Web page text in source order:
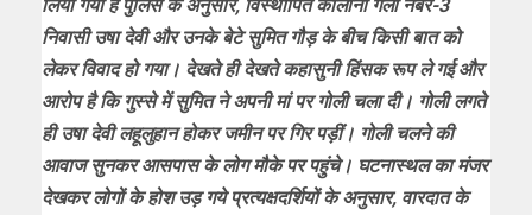
लिया गया है पुलिस के अनुसार, विस्थापित कॉलोनी गली नंबर-3
निवासी उषा देवी और उनके बेटे सुमित गौड़ के बीच किसी बात को
लेकर विवाद हो गया। देखते ही देखते कहासुनी हिंसक रूप ले गई और
आरोप है कि गुस्से में सुमित ने अपनी मां पर गोली चला दी। गोली लगते
ही उषा देवी लहूलुहान होकर जमीन पर गिर पड़ीं। गोली चलने की
आवाज सुनकर आसपास के लोग मौके पर पहुंचे। घटनास्थल का मंजर
देखकर लोगों के होश उड़ गये प्रत्यक्षदर्शियों के अनुसार, वारदात के